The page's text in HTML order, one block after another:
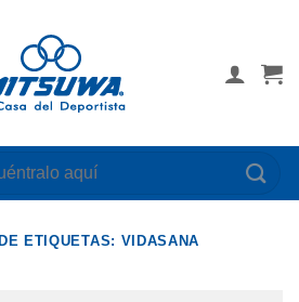
ETIQUETAS: VIDASANA